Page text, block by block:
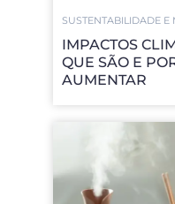
SUSTENTABILIDADE
IMPACTOS
QUE SÃO E
AUMENTAR